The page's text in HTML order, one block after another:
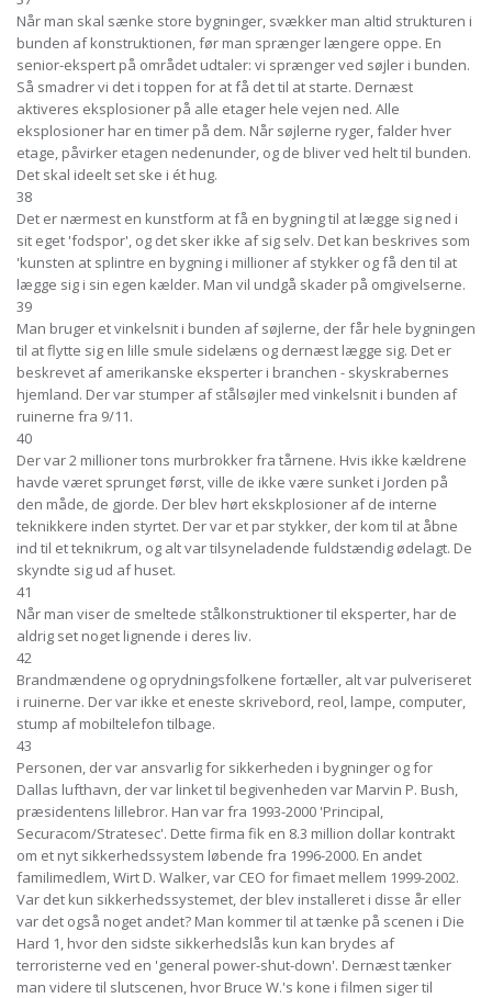
Når man skal sænke store bygninger, svækker man altid strukturen i
bunden af konstruktionen, før man sprænger længere oppe. En
senior-ekspert på området udtaler: vi sprænger ved søjler i bunden.
Så smadrer vi det i toppen for at få det til at starte. Dernæst
aktiveres eksplosioner på alle etager hele vejen ned. Alle
eksplosioner har en timer på dem. Når søjlerne ryger, falder hver
etage, påvirker etagen nedenunder, og de bliver ved helt til bunden.
Det skal ideelt set ske i ét hug.
38
Det er nærmest en kunstform at få en bygning til at lægge sig ned i
sit eget 'fodspor', og det sker ikke af sig selv. Det kan beskrives som
'kunsten at splintre en bygning i millioner af stykker og få den til at
lægge sig i sin egen kælder. Man vil undgå skader på omgivelserne.
39
Man bruger et vinkelsnit i bunden af søjlerne, der får hele bygningen
til at flytte sig en lille smule sidelæns og dernæst lægge sig. Det er
beskrevet af amerikanske eksperter i branchen - skyskrabernes
hjemland. Der var stumper af stålsøjler med vinkelsnit i bunden af
ruinerne fra 9/11.
40
Der var 2 millioner tons murbrokker fra tårnene. Hvis ikke kældrene
havde været sprunget først, ville de ikke være sunket i Jorden på
den måde, de gjorde. Der blev hørt ekskplosioner af de interne
teknikkere inden styrtet. Der var et par stykker, der kom til at åbne
ind til et teknikrum, og alt var tilsyneladende fuldstændig ødelagt. De
skyndte sig ud af huset.
41
Når man viser de smeltede stålkonstruktioner til eksperter, har de
aldrig set noget lignende i deres liv.
42
Brandmændene og oprydningsfolkene fortæller, alt var pulveriseret
i ruinerne. Der var ikke et eneste skrivebord, reol, lampe, computer,
stump af mobiltelefon tilbage.
43
Personen, der var ansvarlig for sikkerheden i bygninger og for
Dallas lufthavn, der var linket til begivenheden var Marvin P. Bush,
præsidentens lillebror. Han var fra 1993-2000 'Principal,
Securacom/Stratesec'. Dette firma fik en 8.3 million dollar kontrakt
om et nyt sikkerhedssystem løbende fra 1996-2000. En andet
familimedlem, Wirt D. Walker, var CEO for fimaet mellem 1999-2002.
Var det kun sikkerhedssystemet, der blev installeret i disse år eller
var det også noget andet? Man kommer til at tænke på scenen i Die
Hard 1, hvor den sidste sikkerhedslås kun kan brydes af
terroristerne ved en 'general power-shut-down'. Dernæst tænker
man videre til slutscenen, hvor Bruce W.'s kone i filmen siger til